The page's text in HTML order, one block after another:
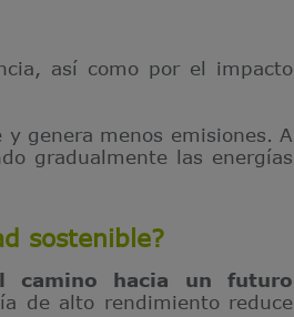
así como por el impacto
genera menos emisiones. A
gradualmente las energías
sostenible?
camino hacia un futuro
de alto rendimiento reduce